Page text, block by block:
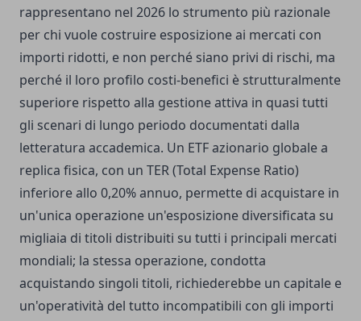
rappresentano nel 2026 lo strumento più razionale
per chi vuole costruire esposizione ai mercati con
importi ridotti, e non perché siano privi di rischi, ma
perché il loro profilo costi-benefici è strutturalmente
superiore rispetto alla gestione attiva in quasi tutti
gli scenari di lungo periodo documentati dalla
letteratura accademica. Un ETF azionario globale a
replica fisica, con un TER (Total Expense Ratio)
inferiore allo 0,20% annuo, permette di acquistare in
un'unica operazione un'esposizione diversificata su
migliaia di titoli distribuiti su tutti i principali mercati
mondiali; la stessa operazione, condotta
acquistando singoli titoli, richiederebbe un capitale e
un'operatività del tutto incompatibili con gli importi